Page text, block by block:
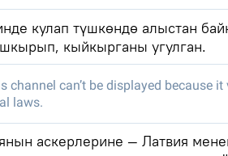
кулап түшкөндө алыстан
кыйкырганы угулган.
аскерлерине — Латвия